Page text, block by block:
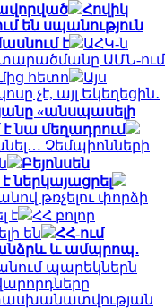
Հովիկ
են սպանություն
է
ԱՀԿ-ն
տարածմանը ԱՄՆ-ում
հետո
Այս
չէ, այլ Եկեղեցին․
«անսպասելի
է նա մեղադրում
Չեմպիոնների
Բեյոնսեն
ներկայացրել
թռչելու փորձի
է
ՀՀ բոլոր
են
ՀՀ-ում
և ամպրոպ․
պարեկներն